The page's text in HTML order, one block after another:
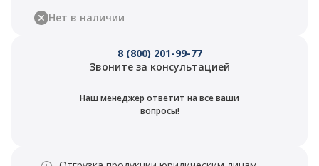
Нет в наличии
8 (800) 201-99-77
Звоните за консультацией
Наш менеджер ответит на все ваши
вопросы!